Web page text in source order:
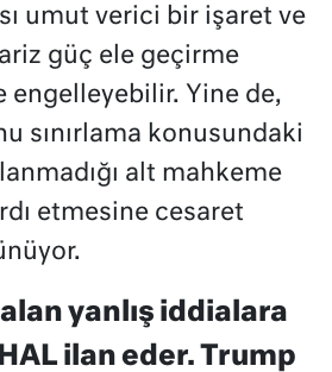
umut verici bir işaret ve
güç ele geçirme
Yine de,
sınırlama konusundaki
alt mahkeme
etmesine cesaret
yanlış iddialara
ilan eder. Trump